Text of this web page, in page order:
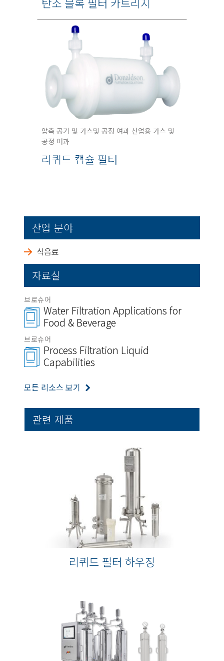
압축 공기 및 가스및 공정 여과 산업용 가스 및
공정 여과
리퀴드 캡슐 필터
산업 분야
식음료
자료실
브로슈어
Water Filtration Applications for
Food & Beverage
브로슈어
Process Filtration Liquid
Capabilities
모든 리소스 보기
관련 제품
리퀴드 필터 하우징